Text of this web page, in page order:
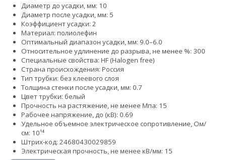
Диаметр до усадки, мм: 10
Диаметр после усадки, мм: 5
Коэффициент усадки: 2
Материал: полиолефин
Оптимальный диапазон усадки, мм: 9.0–6.0
Относительное удлинение до разрыва, не менее %: 300
Специальные свойства: HF (Halogen free)
Страна происхождения: Россия
Тип трубки: без клеевого слоя
Толщина стенки после усадки, мм: 0.7
Цвет трубки: белый
Прочность на растяжение, не менее Мпа: 15
Рабочее напряжение, до (кВ): 0.69
Удельное объемное электрическое сопротивление, Ом/
см: 10¹⁴
Штрих-код: 24680430029859
Электрическая прочность, не менее кВ/мм: 15